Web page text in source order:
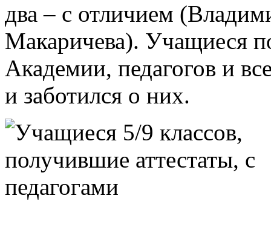
два – с отличием
Макаричева). Учащиеся
Академии, педагогов и
и заботился о них.